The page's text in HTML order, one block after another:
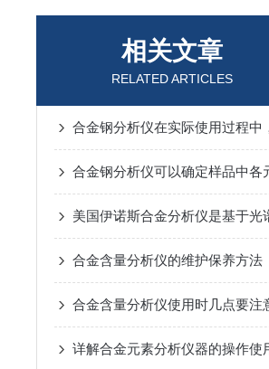
相关文章
RELATED ARTICLES
合金含量分析仪的维护保养方法